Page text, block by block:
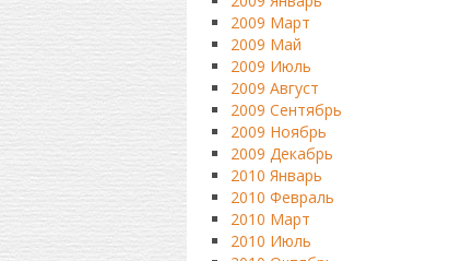
2009 Март
2009 Май
2009 Июль
2009 Август
2009 Сентябрь
2009 Ноябрь
2009 Декабрь
2010 Январь
2010 Февраль
2010 Март
2010 Июль